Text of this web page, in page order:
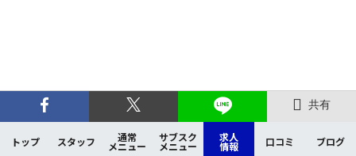
共有
トップ スタッフ 通常
メニュー
サブスク
メニュー
求人
情報 口コミ ブログ